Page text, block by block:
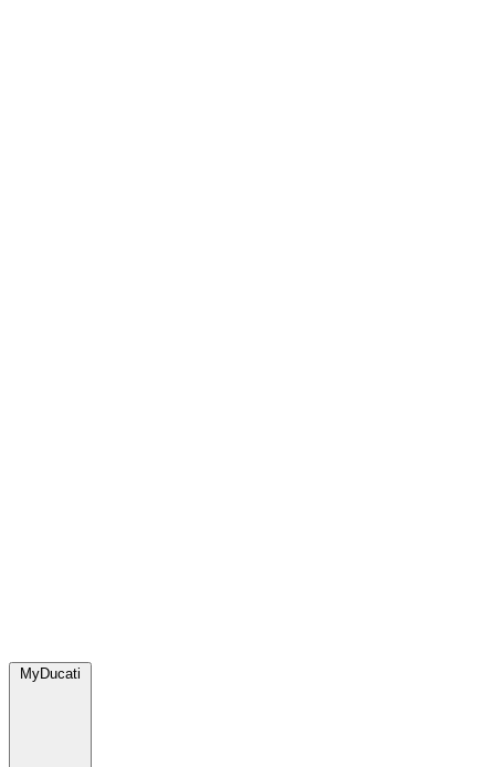
MyDucati